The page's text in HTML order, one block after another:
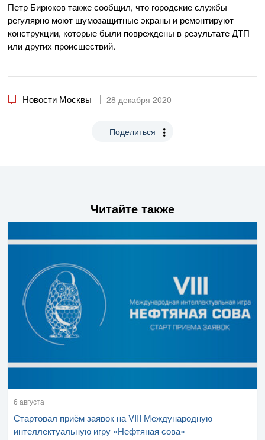
Петр Бирюков также сообщил, что городские службы
регулярно моют шумозащитные экраны и ремонтируют
конструкции, которые были повреждены в результате ДТП
или других происшествий.
Новости Москвы 28 декабря 2020
Поделиться
Читайте также
6 августа
Стартовал приём заявок на VIII Международную
интеллектуальную игру «Нефтяная сова»